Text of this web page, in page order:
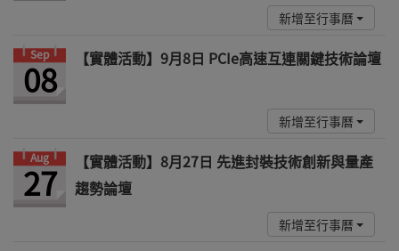
新增至行事曆
Sep
08 【實體活動】9月8日 PCIe高速互連關鍵技術論壇
新增至行事曆
Aug
27
【實體活動】8月27日 先進封裝技術創新與量產
趨勢論壇
新增至行事曆